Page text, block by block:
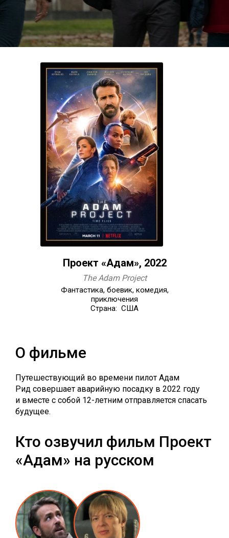
Проект «Адам», 2022
The Adam Project
Фантастика, боевик, комедия,
приключения
Страна: США
О фильме
Путешествующий во времени пилот Адам
Рид совершает аварийную посадку в 2022 году
и вместе с собой 12-летним отправляется спасать
будущее.
Кто озвучил фильм Проект
«Адам» на русском